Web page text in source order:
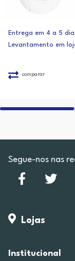
Entrega em 4 a 5
Levantamento em
comparar
Segue-nos nas
Lojas
Institucional